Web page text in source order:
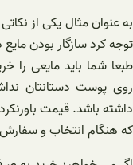
به عنوان مثال یکی از
توجه کرد سازگار بودن
طبعا شما باید مایعی را
روی پوست دستانتان
داشته باشد. قیمت
که هنگام انتخاب و سفارش